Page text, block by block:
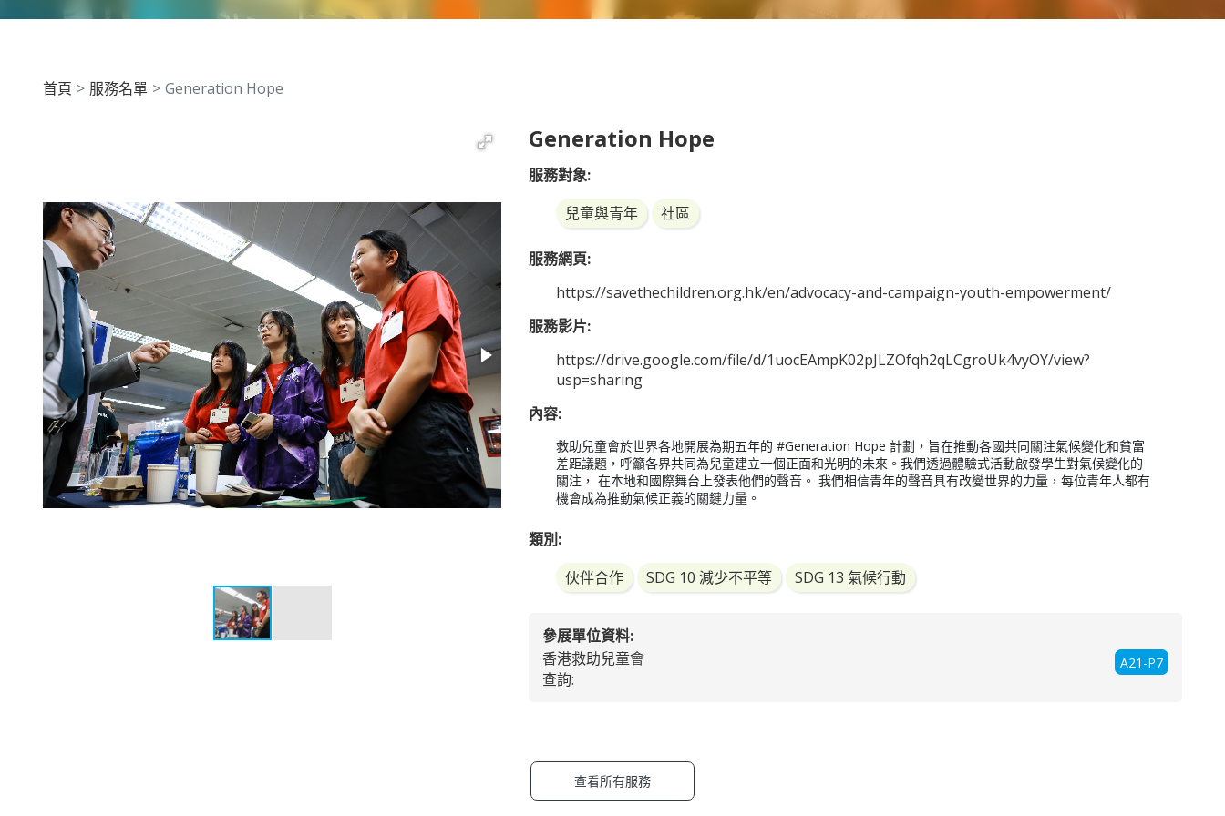
首頁 服務名單 Generation Hope
Generation Hope
服務對象:
兒童與青年
社區
服務網頁:
https://savethechildren.org.hk/en/advocacy-and-campaign-youth-empowerment/
服務影片:
https://drive.google.com/file/d/1uocEAmpK02pJLZOfqh2qLCgroUk4vyOY/view?
usp=sharing
內容:
救助兒童會於世界各地開展為期五年的 #Generation Hope 計劃，旨在推動各國共同關注氣候變化和貧富
差距議題，呼籲各界共同為兒童建立一個正面和光明的未來。我們透過體驗式活動啟發學生對氣候變化的
關注， 在本地和國際舞台上發表他們的聲音。 我們相信青年的聲音具有改變世界的力量，每位青年人都有
機會成為推動氣候正義的關鍵力量。
類別:
伙伴合作
SDG 10 減少不平等 SDG 13 氣候行動
參展單位資料:
A21-P7
香港救助兒童會
查詢:
查看所有服務